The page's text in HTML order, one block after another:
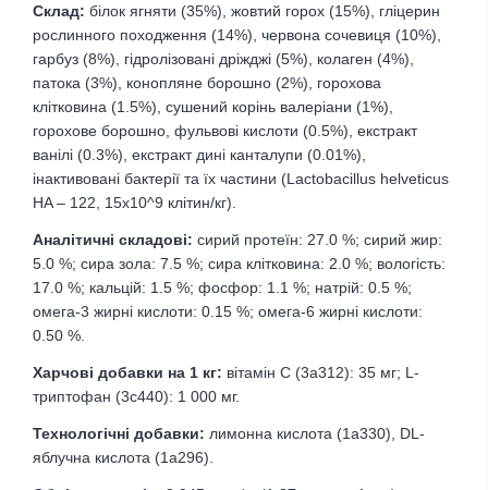
Склад: білок ягняти (35%), жовтий горох (15%), гліцерин
рослинного походження (14%), червона сочевиця (10%),
гарбуз (8%), гідролізовані дріжджі (5%), колаген (4%),
патока (3%), конопляне борошно (2%), горохова
клітковина (1.5%), сушений корінь валеріани (1%),
горохове борошно, фульвові кислоти (0.5%), екстракт
ванілі (0.3%), екстракт дині канталупи (0.01%),
інактивовані бактерії та їх частини (Lactobacillus helveticus
HA – 122, 15x10^9 клітин/кг).
Аналітичні складові: сирий протеїн: 27.0 %; сирий жир:
5.0 %; сира зола: 7.5 %; сира клітковина: 2.0 %; вологість:
17.0 %; кальцій: 1.5 %; фосфор: 1.1 %; натрій: 0.5 %;
омега-3 жирні кислоти: 0.15 %; омега-6 жирні кислоти:
0.50 %.
Харчові добавки на 1 кг: вітамін C (3a312): 35 мг; L-
триптофан (3c440): 1 000 мг.
Технологічні добавки: лимонна кислота (1a330), DL-
яблучна кислота (1a296).